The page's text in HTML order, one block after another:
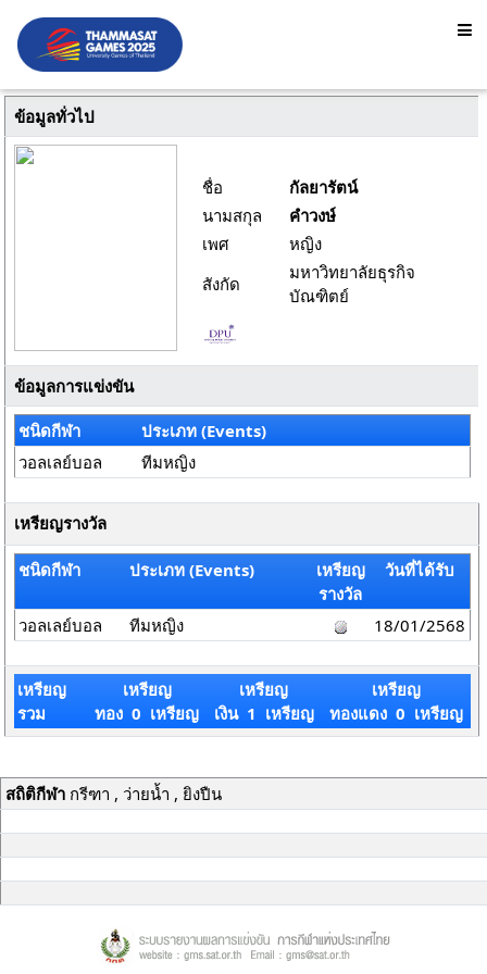
ข้อมูลทั่วไป
ชื่อ
กัลยารัตน์
นามสกุล
คำวงษ์
เพศ
หญิง
สังกัด
มหาวิทยาลัยธุรกิจ
บัณฑิตย์
ข้อมูลการแข่งขัน
ชนิดกีฬา
ประเภท (Events)
วอลเลย์บอล
ทีมหญิง
เหรียญรางวัล
ชนิดกีฬา ประเภท (Events)
เหรียญ
รางวัล
วันที่ได้รับ
วอลเลย์บอล ทีมหญิง 18/01/2568
เหรียญ
รวม
เหรียญ
ทอง 0 เหรียญ
เหรียญ
เงิน 1 เหรียญ
เหรียญ
ทองแดง 0 เหรียญ
สถิติกีฬากรีฑา , ว่ายน้ำ , ยิงปืน